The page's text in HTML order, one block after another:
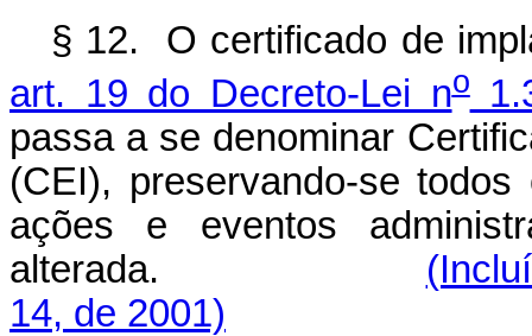
§ 12. O certificado de
art. 19 do Decreto-Lei no
passa a se denominar
(CEI), preservando-se
ações e eventos
alterada.
14, de 2001)